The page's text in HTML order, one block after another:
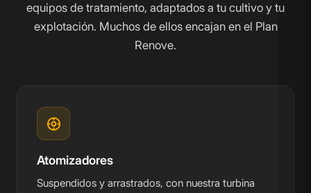
equipos de tratamiento, adaptados a tu cultivo y tu
explotación. Muchos de ellos encajan en el Plan
Renove.
Atomizadores
Suspendidos y arrastrados, con nuestra turbina